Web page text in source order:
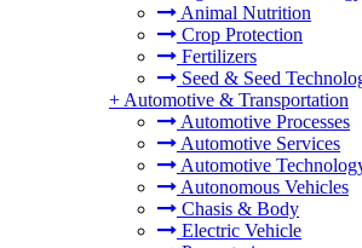
Animal Nutrition
Crop Protection
Fertilizers
Seed & Seed
+ Automotive & Transportation
Automotive Processes
Automotive Services
Automotive
Autonomous Vehicles
Chasis & Body
Electric Vehicle